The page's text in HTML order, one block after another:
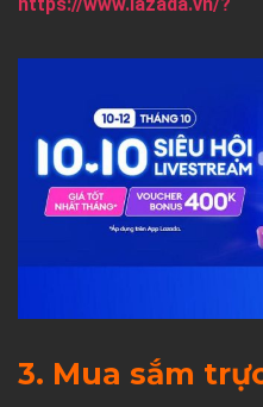
https://www.lazada.vn/?
3. Mua sắm